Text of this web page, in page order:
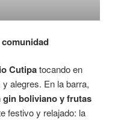
Cutipatocando en
alegres. En la barra,
gin boliviano y frutas
festivo y relajado: la